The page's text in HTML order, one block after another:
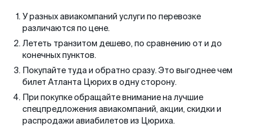
У разных авиакомпаний услуги по перевозке
различаются по цене.
Лететь транзитом дешево, по сравнению от и до
конечных пунктов.
Покупайте туда и обратно сразу. Это выгоднее чем
билет Атланта Цюрих в одну сторону.
При покупке обращайте внимание на лучшие
спецпредложения авиакомпаний, акции, скидки и
распродажи авиабилетов из Цюриха.